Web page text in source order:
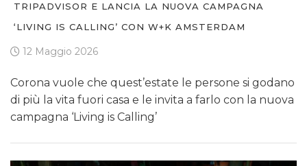
TRIPADVISOR E LANCIA LA NUOVA CAMPAGNA
‘LIVING IS CALLING’ CON W+K AMSTERDAM
12 Maggio 2026
Corona vuole che quest’estate le persone si godano
di più la vita fuori casa e le invita a farlo con la nuova
campagna ‘Living is Calling’